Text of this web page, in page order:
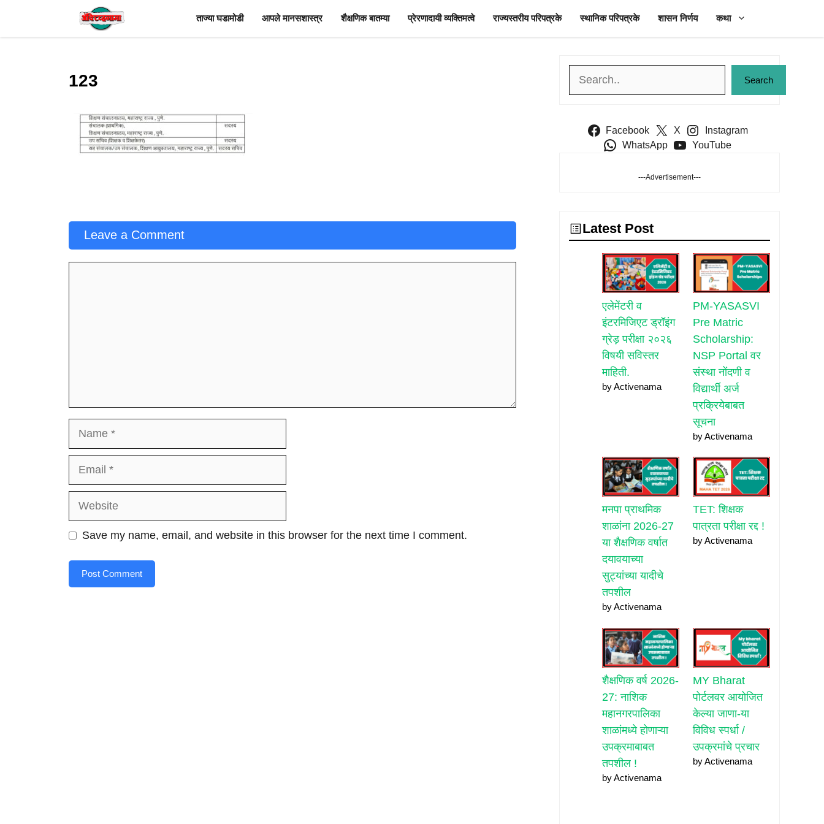
content
ताज्या घडामोडी आपले मानसशास्त्र शैक्षणिक बातम्या प्रेरणादायी व्यक्तिमत्वे राज्यस्तरीय परिपत्रके स्थानिक परिपत्रके शासन निर्णय कथा
123
Leave a Comment
Website
Save my name, email, and website in this browser for the next time I comment.
Search
Facebook X
Instagram
WhatsApp
YouTube
---Advertisement---
Latest Post
एलेमेंटरी व
इंटरमिजिएट ड्रॉइंग
ग्रेड़ परीक्षा २०२६
विषयी सविस्तर
माहिती.
by Activenama
PM-YASASVI
Pre Matric
Scholarship:
NSP Portal वर
संस्था नोंदणी व
विद्यार्थी अर्ज
प्रक्रियेबाबत
सूचना
by Activenama
मनपा प्राथमिक
शाळांना 2026-27
या शैक्षणिक वर्षात
दयावयाच्या
सुट्यांच्या यादीचे
तपशील
by Activenama
TET: शिक्षक
पात्रता परीक्षा रद्द !
by Activenama
शैक्षणिक वर्ष 2026-
27: नाशिक
महानगरपालिका
शाळांमध्ये होणाऱ्या
उपक्रमाबाबत
तपशील !
by Activenama
MY Bharat
पोर्टलवर आयोजित
केल्या जाणा-या
विविध स्पर्धा /
उपक्रमांचे प्रचार
by Activenama